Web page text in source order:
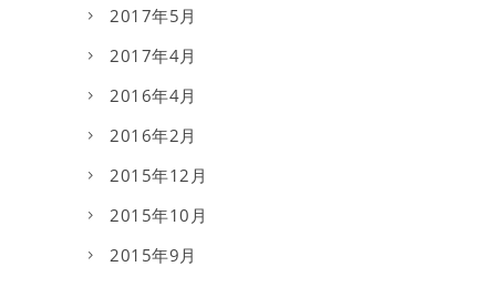
2017年5月
2017年4月
2016年4月
2016年2月
2015年12月
2015年10月
2015年9月